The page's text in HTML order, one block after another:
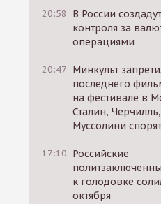
20:58
В России
контроля за
операциями
20:47 Минкульт
последнего
на фестивале в
Сталин,
Муссолини
17:10 Российские
к голодовке
октября